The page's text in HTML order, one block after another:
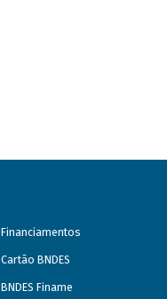
Financiamentos
Cartão BNDES
BNDES Finame